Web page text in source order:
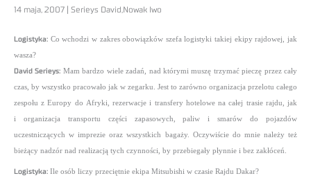
14 maja, 2007 | Serieys David,Nowak Iwo
Logistyka: Co wchodzi w zakres obowiązków szefa logistyki takiej ekipy rajdowej, jak
wasza?
David Serieys: Mam bardzo wiele zadań, nad którymi muszę trzymać pieczę przez cały
czas, by wszystko pracowało jak w zegarku. Jest to zarówno organizacja przelotu całego
zespołu z Europy do Afryki, rezerwacje i transfery hotelowe na całej trasie rajdu, jak
i organizacja transportu części zapasowych, paliw i smarów do pojazdów
uczestniczących w imprezie oraz wszystkich bagaży. Oczywiście do mnie należy też
bieżący nadzór nad realizacją tych czynności, by przebiegały płynnie i bez zakłóceń.
Logistyka: Ile osób liczy przeciętnie ekipa Mitsubishi w czasie Rajdu Dakar?